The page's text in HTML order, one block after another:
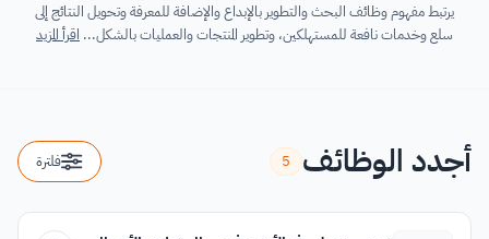
يرتبط مفهوم وظائف البحث والتطوير بالإبداع والإضافة للمعرفة وتحويل النتائج إلى
سلع وخدمات نافعة للمستهلكين، وتطوير المنتجات والعمليات بالشكل... اقرأ المزيد
أجدد الوظائف 5 فلترة